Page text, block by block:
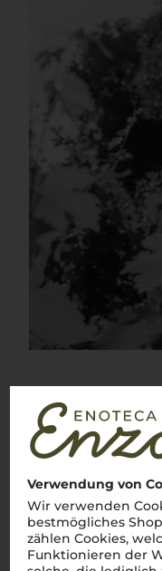
Verwendung von
Wir verwenden
bestmögliches
zählen Cookies,
Funktionieren der
Über die Region
Primitivo di
Die Essenz Apuliens –
Leidenschaft vereint
Wer das echte Italien
Primitivo di Manduria
Süden Italiens, in der